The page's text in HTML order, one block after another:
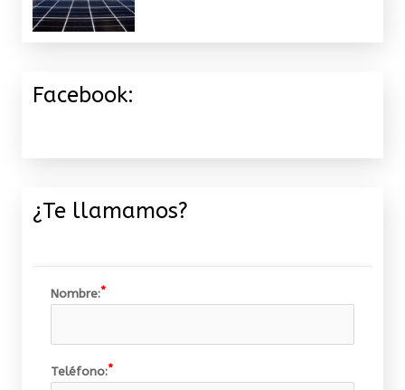
Facebook:
¿Te llamamos?
Nombre:
Teléfono: